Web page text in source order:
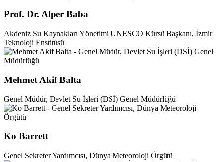
Prof. Dr. Alper Baba
Akdeniz Su Kaynakları Yönetimi UNESCO Kürsü Başkanı, İzmir
Teknoloji Enstitüsü
Mehmet Akif Balta
Genel Müdür, Devlet Su İşleri (DSİ) Genel Müdürlüğü
Ko Barrett
Genel Sekreter Yardımcısı, Dünya Meteoroloji Örgütü